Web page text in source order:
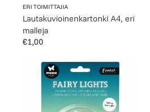
Myyjä:
ERI TOIMITTAJIA
Lautakuvioinenkartonki A4, eri
malleja
Normaalihinta
€1,00
valoketju